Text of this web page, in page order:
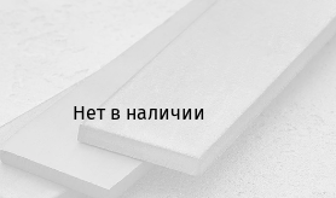
Нет в наличии